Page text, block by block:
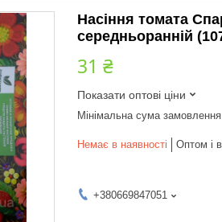
Насіння томата
середньоранній
31 ₴
Показати оптові ціни
Мінімальна сума
Немає в наявності Оптом і
+380669847051